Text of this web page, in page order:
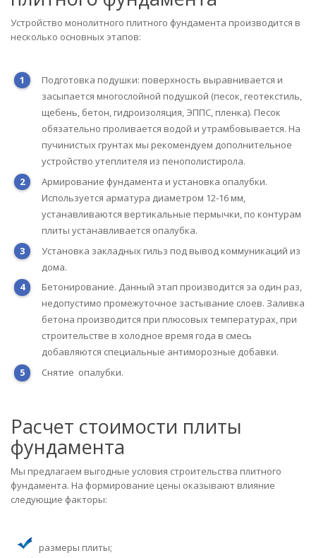
Устройство монолитного плитного фундамента производится в
несколько основных этапов:
Подготовка подушки: поверхность выравнивается и
засыпается многослойной подушкой (песок, геотекстиль,
щебень, бетон, гидроизоляция, ЭППС, пленка). Песок
обязательно проливается водой и утрамбовывается. На
пучинистых грунтах мы рекомендуем дополнительное
устройство утеплителя из пенополистирола.
Армирование фундамента и установка опалубки.
Используется арматура диаметром 12-16 мм,
устанавливаются вертикальные пермычки, по контурам
плиты устанавливается опалубка.
Установка закладных гильз под вывод коммуникаций из
дома.
Бетонирование. Данный этап производится за один раз,
недопустимо промежуточное застывание слоев. Заливка
бетона производится при плюсовых температурах, при
строительстве в холодное время года в смесь
добавляются специальные антиморозные добавки.
Снятие опалубки.
Расчет стоимости плиты
фундамента
Мы предлагаем выгодные условия строительства плитного
фундамента. На формирование цены оказывают влияние
следующие факторы:
размеры плиты;